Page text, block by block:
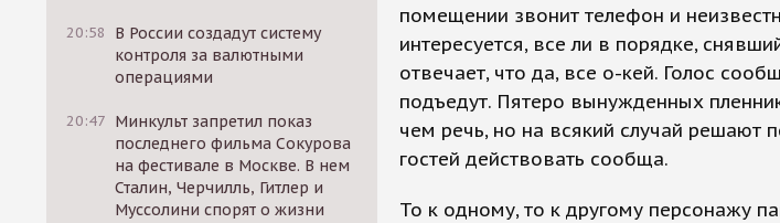
20:58
В России создадут систему
контроля за валютными
операциями
20:47 Минкульт запретил показ
последнего фильма Сокурова
на фестивале в Москве. В нем
Сталин, Черчилль, Гитлер и
Муссолини спорят о жизни
помещении звонит телефон и
интересуется, все ли в порядке,
отвечает, что да, все о-кей. Голос
подъедут. Пятеро вынужденных
чем речь, но на всякий случай решают
гостей действовать сообща.
То к одному, то к другому персонажу